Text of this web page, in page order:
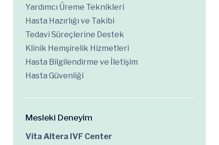
Yardımcı Üreme Teknikleri
Hasta Hazırlığı ve Takibi
Tedavi Süreçlerine Destek
Klinik Hemşirelik Hizmetleri
Hasta Bilgilendirme ve İletişim
Hasta Güvenliği
Mesleki Deneyim
Vita Altera IVF Center